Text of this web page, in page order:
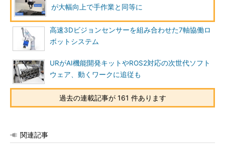
が大幅向上で手作業と同等に
高速3Dビジョンセンサーを組み合わせた7軸協働ロ
ボットシステム
URがAI機能開発キットやROS2対応の次世代ソフト
ウェア、動くワークに追従も
過去の連載記事が 161 件あります
関連記事